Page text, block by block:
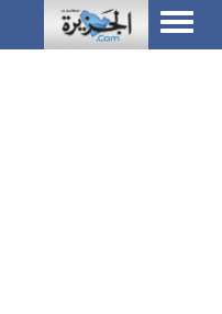
Toggle
navigation